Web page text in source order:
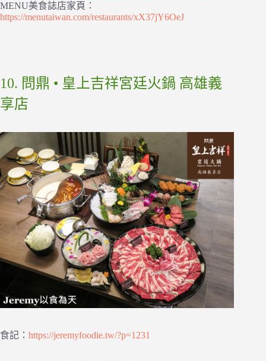
MENU美食誌店家頁：
https://menutaiwan.com/restaurants/xX37jY6OeJ
10. 問鼎 • 皇上吉祥宮廷火鍋 高雄義
享店
食記： https://jeremyfoodie.tw/?p=1231